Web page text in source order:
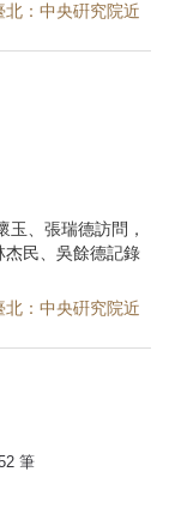
北：中央硏究院近
、張瑞德訪問，
杰民、吳餘德記錄
北：中央硏究院近
筆